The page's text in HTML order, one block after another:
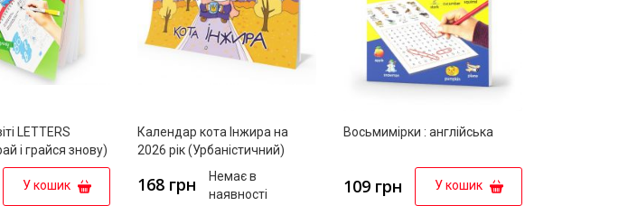
LETTERS
і грайся знову)
У кошик
Календар кота Інжира на
2026 рік (Урбаністичний)
168 грн
Немає в
наявності
Восьмимірки : англійська
109 грн У кошик